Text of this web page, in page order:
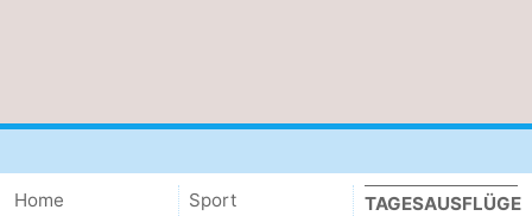
Home
Sport
TAGESAUSFLÜGE